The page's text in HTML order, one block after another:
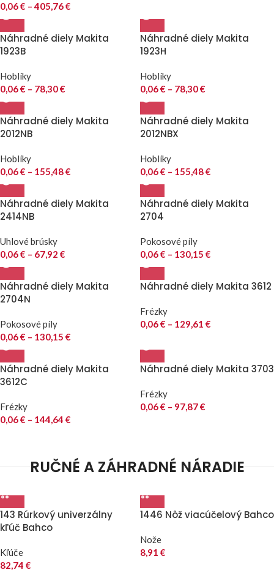
0,06€ – 405,76€
Náhradné diely Makita
1923B
Hoblíky
0,06€ – 78,30€
Náhradné diely Makita
1923H
Hoblíky
0,06€ – 78,30€
Náhradné diely Makita
2012NB
Hoblíky
0,06€ – 155,48€
Náhradné diely Makita
2012NBX
Hoblíky
0,06€ – 155,48€
Náhradné diely Makita
2414NB
Uhlové brúsky
0,06€ – 67,92 €
Náhradné diely Makita
2704
Pokosové píly
0,06€ – 130,15 €
Náhradné diely Makita
2704N
Pokosové píly
0,06€ – 130,15 €
Náhradné diely Makita 3612
Frézky
0,06€ – 129,61 €
Náhradné diely Makita
3612C
Frézky
0,06€ – 144,64 €
Náhradné diely Makita 3703
Frézky
0,06€ – 97,87€
RUČNÉ A ZÁHRADNÉ NÁRADIE
143 Rúrkový univerzálny
kľúč Bahco
Kľúče
82,74 €
1446 Nôž viacúčelový Bahco
Nože
8,91 €